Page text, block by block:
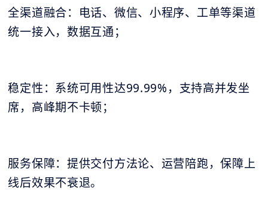
全渠道融合：电话、微信、小程序、工单等渠道
统一接入，数据互通；
稳定性：系统可用性达99.99%，支持高并发坐
席，高峰期不卡顿；
服务保障：提供交付方法论、运营陪跑，保障上
线后效果不衰退。